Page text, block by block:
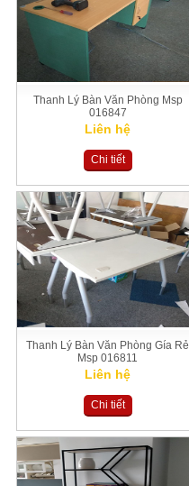
Thanh Lý Bàn Văn Phòng Msp
016847
Liên hệ
Chi tiết
Thanh Lý Bàn Văn Phòng Gía Rẻ
Msp 016811
Liên hệ
Chi tiết